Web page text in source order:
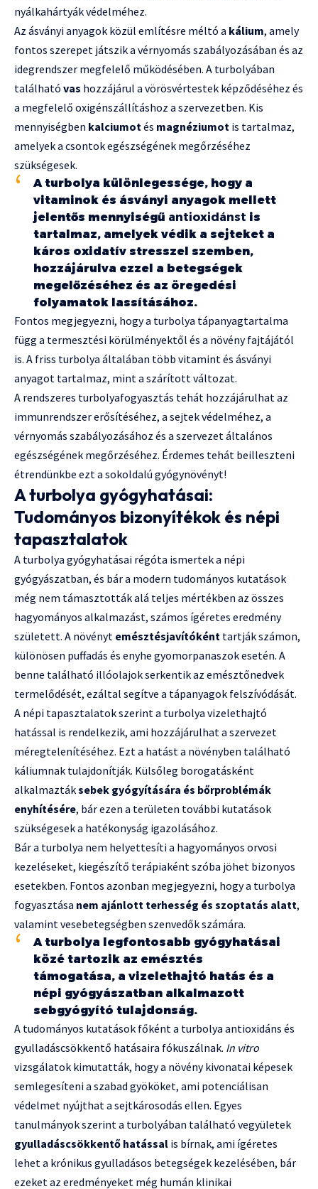
nyálkahártyák védelméhez.
Az ásványi anyagok közül említésre méltó a kálium, amely
fontos szerepet játszik a vérnyomás szabályozásában és az
idegrendszer megfelelő működésében. A turbolyában
található vas hozzájárul a vörösvértestek képződéséhez és
a megfelelő oxigénszállításhoz a szervezetben. Kis
mennyiségben kalciumot és magnéziumot is tartalmaz,
amelyek a csontok egészségének megőrzéséhez
szükségesek.
A turbolya különlegessége, hogy a
vitaminok és ásványi anyagok mellett
jelentős mennyiségű antioxidánst is
tartalmaz, amelyek védik a sejteket a
káros oxidatív stresszel szemben,
hozzájárulva ezzel a betegségek
megelőzéséhez és az öregedési
folyamatok lassításához.
Fontos megjegyezni, hogy a turbolya tápanyagtartalma
függ a termesztési körülményektől és a növény fajtájától
is. A friss turbolya általában több vitamint és ásványi
anyagot tartalmaz, mint a szárított változat.
A rendszeres turbolyafogyasztás tehát hozzájárulhat az
immunrendszer erősítéséhez, a sejtek védelméhez, a
vérnyomás szabályozásához és a szervezet általános
egészségének megőrzéséhez. Érdemes tehát beilleszteni
étrendünkbe ezt a sokoldalú gyógynövényt!
A turbolya gyógyhatásai:
Tudományos bizonyítékok és népi
tapasztalatok
A turbolya gyógyhatásai régóta ismertek a népi
gyógyászatban, és bár a modern tudományos kutatások
még nem támasztották alá teljes mértékben az összes
hagyományos alkalmazást, számos ígéretes eredmény
született. A növényt emésztésjavítóként tartják számon,
különösen puffadás és enyhe gyomorpanaszok esetén. A
benne található illóolajok serkentik az emésztőnedvek
termelődését, ezáltal segítve a tápanyagok felszívódását.
A népi tapasztalatok szerint a turbolya vizelethajtó
hatással is rendelkezik, ami hozzájárulhat a szervezet
méregtelenítéséhez. Ezt a hatást a növényben található
káliumnak tulajdonítják. Külsőleg borogatásként
alkalmaztáksebek gyógyítására és bőrproblémák
enyhítésére, bár ezen a területen további kutatások
szükségesek a hatékonyság igazolásához.
Bár a turbolya nem helyettesíti a hagyományos orvosi
kezeléseket, kiegészítő terápiaként szóba jöhet bizonyos
esetekben. Fontos azonban megjegyezni, hogy a turbolya
fogyasztása nem ajánlott terhesség és szoptatás alatt,
valamint vesebetegségben szenvedők számára.
A turbolya legfontosabb gyógyhatásai
közé tartozik az emésztés
támogatása, a vizelethajtó hatás és a
népi gyógyászatban alkalmazott
sebgyógyító tulajdonság.
A tudományos kutatások főként a turbolya antioxidáns és
gyulladáscsökkentő hatásaira fókuszálnak. In vitro
vizsgálatok kimutatták, hogy a növény kivonatai képesek
semlegesíteni a szabad gyököket, ami potenciálisan
védelmet nyújthat a sejtkárosodás ellen. Egyes
tanulmányok szerint a turbolyában található vegyületek
gyulladáscsökkentő hatással is bírnak, ami ígéretes
lehet a krónikus gyulladásos betegségek kezelésében, bár
ezeket az eredményeket még humán klinikai